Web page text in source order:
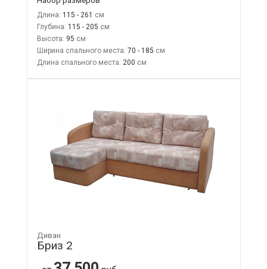
Длина: 115 - 261
Глубина: 115 - 205
Высота: 95
Ширина спального места: 70 - 185
Длина спального места: 200
Диван
Бриз 2